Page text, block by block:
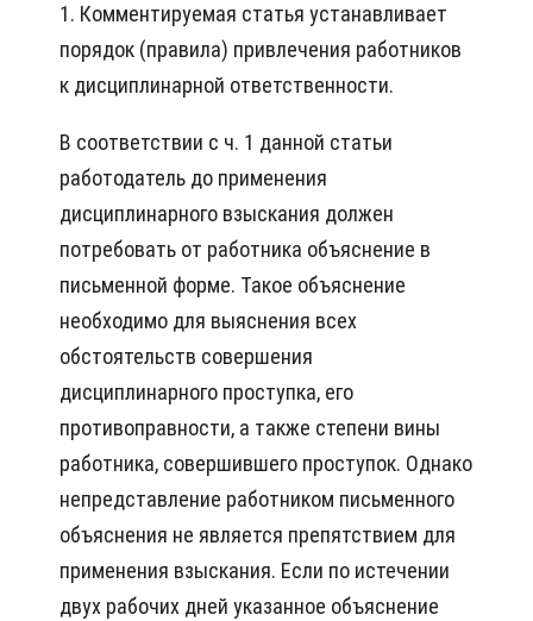
1. Комментируемая статья устанавливает
порядок (правила) привлечения работников
к дисциплинарной ответственности.
В соответствии с ч. 1 данной статьи
работодатель до применения
дисциплинарного взыскания должен
потребовать от работника объяснение в
письменной форме. Такое объяснение
необходимо для выяснения всех
обстоятельств совершения
дисциплинарного проступка, его
противоправности, а также степени вины
работника, совершившего проступок. Однако
непредставление работником письменного
объяснения не является препятствием для
применения взыскания. Если по истечении
двух рабочих дней указанное объяснение